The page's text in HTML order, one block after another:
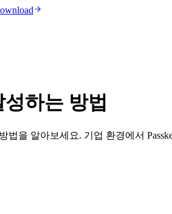
하는 방법
을 알아보세요. 기업 환경에서